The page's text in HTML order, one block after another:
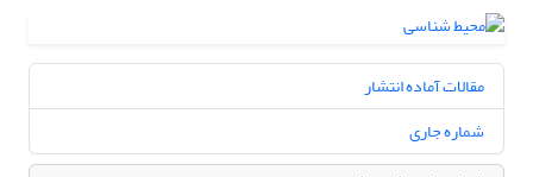
مقالات آماده انتشار
شماره جاری